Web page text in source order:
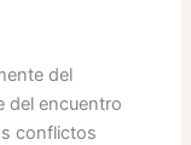
del
del encuentro
conflictos